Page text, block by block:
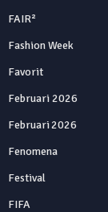
FAIR²
Fashion Week
Favorit
Februari 2026
Februari 2026
Fenomena
Festival
FIFA